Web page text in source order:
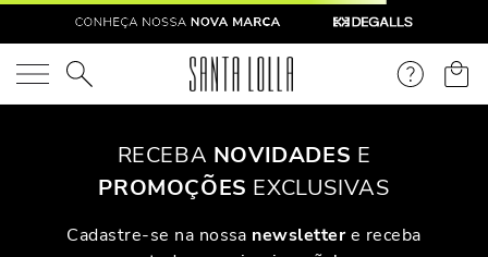
O que você está procurando?
OOPS!
Não Encontramos Nenhum Resultado Para "flip-flop-borracha-
bege-leblanc-1357464"
O Que Eu Faço?